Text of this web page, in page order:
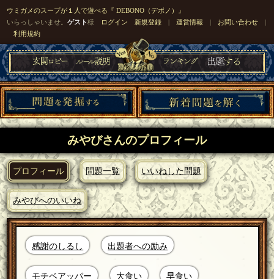
ウミガメのスープが１人で遊べる『 DEBONO（デボノ）』
いらっしゃいませ。ゲスト様 ログイン 新規登録 |運営情報 | お問い合わせ |
利用規約
みやびさんのプロフィール
プロフィール 問題一覧 いいねした問題
みやびへのいいね
感謝のしるし 出題者への励み
モチベアッパー 大食い 早食い